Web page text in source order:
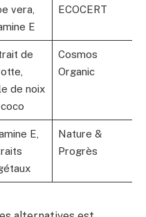
vera,
E
ECOCERT
de
de noix
Cosmos
Organic
E,
Nature &
Progrès